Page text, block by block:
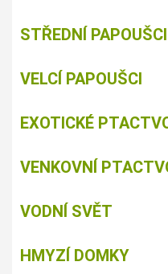
STŘEDNÍ PAPOUŠCI
VELCÍ PAPOUŠCI
EXOTICKÉ
VENKOVNÍ
VODNÍ SVĚT
HMYZÍ DOMKY